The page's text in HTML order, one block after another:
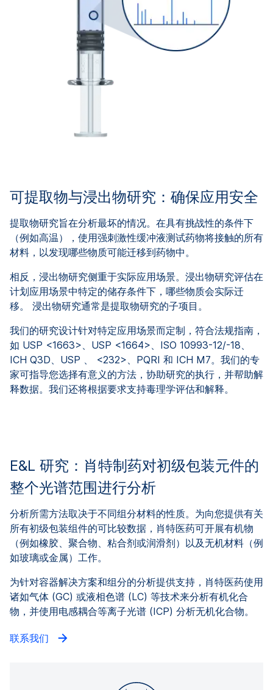
可提取物与浸出物研究：确保应用安全
提取物研究旨在分析最坏的情况。在具有挑战性的条件下
（例如高温），使用强刺激性缓冲液测试药物将接触的所有
材料，以发现哪些物质可能迁移到药物中。
相反，浸出物研究侧重于实际应用场景。浸出物研究评估在
计划应用场景中特定的储存条件下，哪些物质会实际迁
移。 浸出物研究通常是提取物研究的子项目。
我们的研究设计针对特定应用场景而定制，符合法规指南，
如 USP <1663>、USP <1664>、ISO 10993-12/-18、
ICH Q3D、USP 、 <232>、PQRI 和 ICH M7。我们的专
家可指导您选择有意义的方法，协助研究的执行，并帮助解
释数据。我们还将根据要求支持毒理学评估和解释。
E&L 研究：肖特制药对初级包装元件的
整个光谱范围进行分析
分析所需方法取决于不同组分材料的性质。为向您提供有关
所有初级包装组件的可比较数据，肖特医药可开展有机物
（例如橡胶、聚合物、粘合剂或润滑剂）以及无机材料（例
如玻璃或金属）工作。
为针对容器解决方案和组分的分析提供支持，肖特医药使用
诸如气体 (GC) 或液相色谱 (LC) 等技术来分析有机化合
物，并使用电感耦合等离子光谱 (ICP) 分析无机化合物。
联系我们